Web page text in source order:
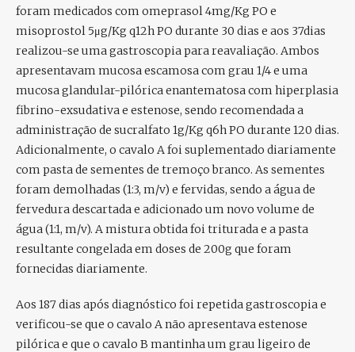
foram medicados com omeprasol 4mg/Kg PO e
misoprostol 5μg/Kg q12h PO durante 30 dias e aos 37dias
realizou-se uma gastroscopia para reavaliação. Ambos
apresentavam mucosa escamosa com grau 1/4 e uma
mucosa glandular-pilórica enantematosa com hiperplasia
fibrino-exsudativa e estenose, sendo recomendada a
administração de sucralfato 1g/Kg q6h PO durante 120 dias.
Adicionalmente, o cavalo A foi suplementado diariamente
com pasta de sementes de tremoço branco. As sementes
foram demolhadas (1:3, m/v) e fervidas, sendo a água de
fervedura descartada e adicionado um novo volume de
água (1:1, m/v). A mistura obtida foi triturada e a pasta
resultante congelada em doses de 200g que foram
fornecidas diariamente.
Aos 187 dias após diagnóstico foi repetida gastroscopia e
verificou-se que o cavalo A não apresentava estenose
pilórica e que o cavalo B mantinha um grau ligeiro de